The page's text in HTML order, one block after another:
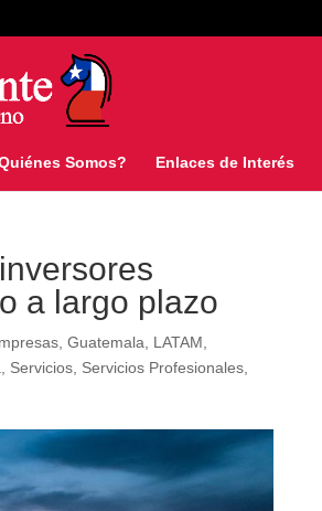
Somos? Enlaces de Interés
a largo plazo
,Guatemala LATAM
Servicios Servicios Profesionales